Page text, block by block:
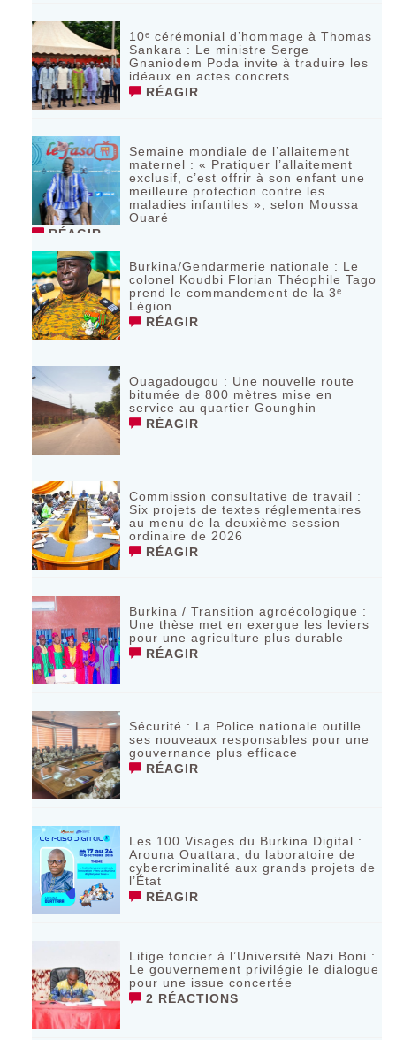
10ᵉ cérémonial d’hommage à Thomas
Sankara : Le ministre Serge
Gnaniodem Poda invite à traduire les
idéaux en actes concrets
RÉAGIR
Semaine mondiale de l’allaitement
maternel : « Pratiquer l’allaitement
exclusif, c’est offrir à son enfant une
meilleure protection contre les
maladies infantiles », selon Moussa
Ouaré
RÉAGIR
Burkina/Gendarmerie nationale : Le
colonel Koudbi Florian Théophile Tago
prend le commandement de la 3ᵉ
Légion
RÉAGIR
Ouagadougou : Une nouvelle route
bitumée de 800 mètres mise en
service au quartier Gounghin
RÉAGIR
Commission consultative de travail :
Six projets de textes réglementaires
au menu de la deuxième session
ordinaire de 2026
RÉAGIR
Burkina / Transition agroécologique :
Une thèse met en exergue les leviers
pour une agriculture plus durable
RÉAGIR
Sécurité : La Police nationale outille
ses nouveaux responsables pour une
gouvernance plus efficace
RÉAGIR
Les 100 Visages du Burkina Digital :
Arouna Ouattara, du laboratoire de
cybercriminalité aux grands projets de
l’État
RÉAGIR
Litige foncier à l’Université Nazi Boni :
Le gouvernement privilégie le dialogue
pour une issue concertée
2 RÉACTIONS